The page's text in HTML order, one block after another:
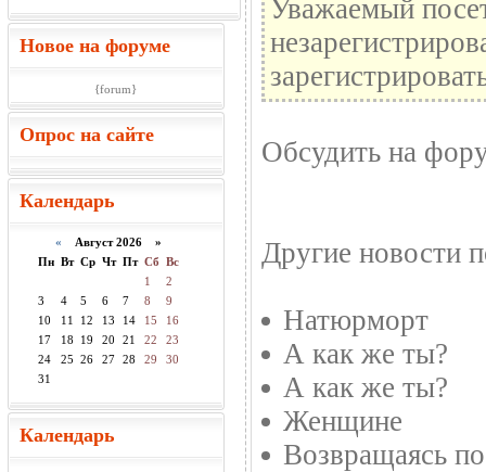
Новое на форуме
{forum}
Опрос на сайте
Календарь
« Август 2026 »
Пн Вт Ср Чт Пт Сб Вс
1
2
3
4 5 6 7 8
9
10
11 12 13 14 15
16
17
18 19 20 21 22
23
24
25 26 27 28 29
30
31
Календарь
Уважаемый
Обсудить на
Другие новости
Натюрморт
А как же ты?
А как же ты?
Женщине
Возвращаясь